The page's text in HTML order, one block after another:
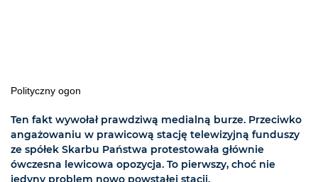
Polityczny ogon
Ten fakt wywołał prawdziwą medialną burze. Przeciwko
angażowaniu w prawicową stację telewizyjną funduszy
ze spółek Skarbu Państwa protestowała głównie
ówczesna lewicowa opozycja. To pierwszy, choć nie
jedyny problem nowo powstałej stacji.